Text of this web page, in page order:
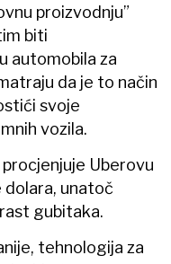
proizvodnju”
biti
automobila za
da je to način
svoje
vozila.
Uberovu
unatoč
gubitaka.
tehnologija za